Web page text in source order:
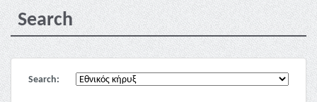
Search
Search: